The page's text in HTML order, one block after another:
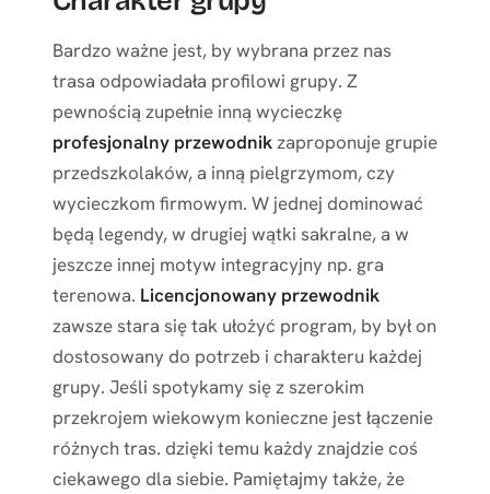
Bardzo ważne jest, by wybrana przez nas
trasa odpowiadała profilowi grupy. Z
pewnością zupełnie inną wycieczkę
profesjonalny przewodnikzaproponuje grupie
przedszkolaków, a inną pielgrzymom, czy
wycieczkom firmowym. W jednej dominować
będą legendy, w drugiej wątki sakralne, a w
jeszcze innej motyw integracyjny np. gra
terenowa. Licencjonowany przewodnik
zawsze stara się tak ułożyć program, by był on
dostosowany do potrzeb i charakteru każdej
grupy. Jeśli spotykamy się z szerokim
przekrojem wiekowym konieczne jest łączenie
różnych tras. dzięki temu każdy znajdzie coś
ciekawego dla siebie. Pamiętajmy także, że